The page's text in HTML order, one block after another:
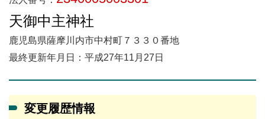
天御中主神社
鹿児島県薩摩川内市中村町７３３０番地
最終更新年月日：平成27年11月27日
変更履歴情報